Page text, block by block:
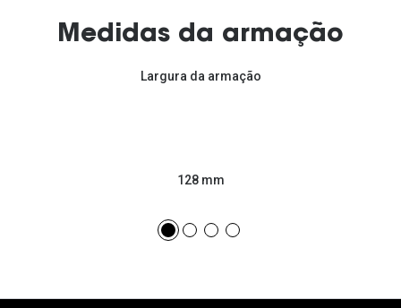
Medidas da armação
Largura da armação
128 mm